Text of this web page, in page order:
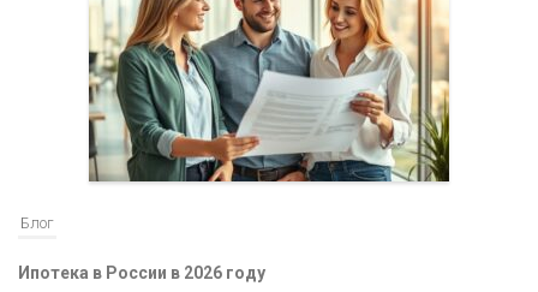
Блог
Ипотека в России в 2026 году